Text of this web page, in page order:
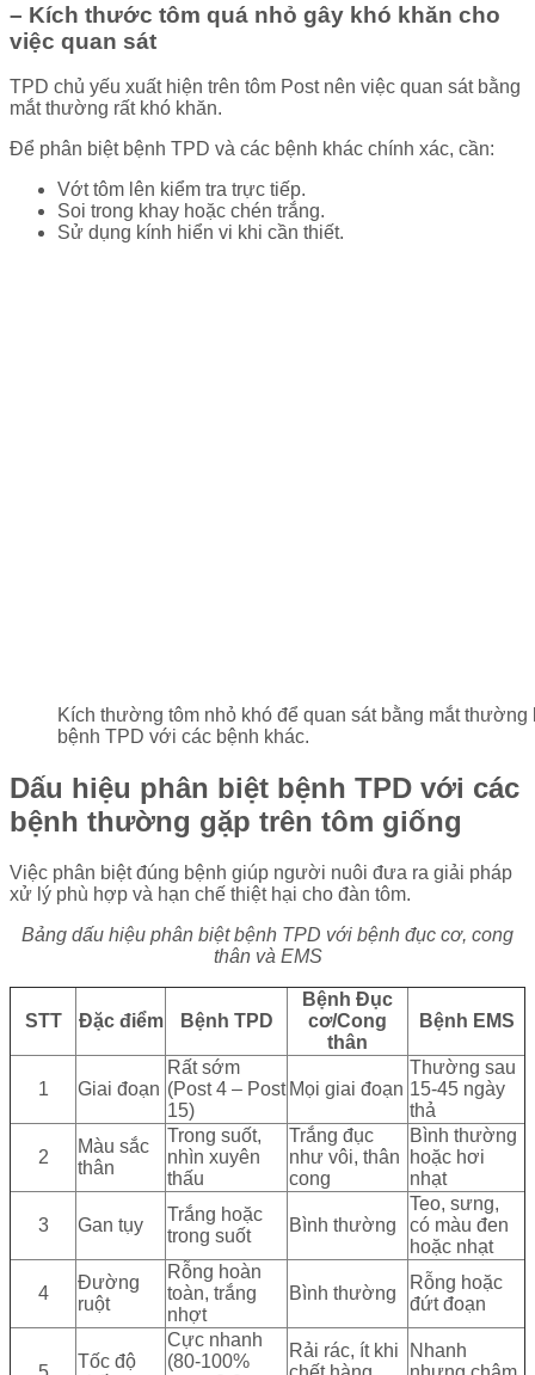
– Kích thước tôm quá nhỏ gây khó khăn cho
việc quan sát
TPD chủ yếu xuất hiện trên tôm Post nên việc quan sát bằng
mắt thường rất khó khăn.
Để phân biệt bệnh TPD và các bệnh khác chính xác, cần:
Vớt tôm lên kiểm tra trực tiếp.
Soi trong khay hoặc chén trắng.
Sử dụng kính hiển vi khi cần thiết.
Kích thường tôm nhỏ khó để quan sát bằng mắt
bệnh TPD với các bệnh khác.
Dấu hiệu phân biệt bệnh TPD với các
bệnh thường gặp trên tôm giống
Việc phân biệt đúng bệnh giúp người nuôi đưa ra giải pháp
xử lý phù hợp và hạn chế thiệt hại cho đàn tôm.
Bảng dấu hiệu phân biệt bệnh TPD với bệnh đục cơ, cong
thân và EMS
STT Đặc điểm Bệnh TPD
Bệnh Đục
cơ/Cong
thân
Bệnh EMS
1 Giai đoạn
Rất sớm
(Post 4 – Post
15)
Mọi giai đoạn
Thường sau
15-45 ngày
thả
2
Màu sắc
thân
Trong suốt,
nhìn xuyên
thấu
Trắng đục
như vôi, thân
cong
Bình thường
hoặc hơi
nhạt
3 Gan tụy
Trắng hoặc
trong suốt
Bình thường
Teo, sưng,
có màu đen
hoặc nhạt
4
Đường
ruột
Rỗng hoàn
toàn, trắng
nhợt
Bình thường
Rỗng hoặc
đứt đoạn
Tốc độ
Cực nhanh
(80-100%
Rải rác, ít khi
Nhanh